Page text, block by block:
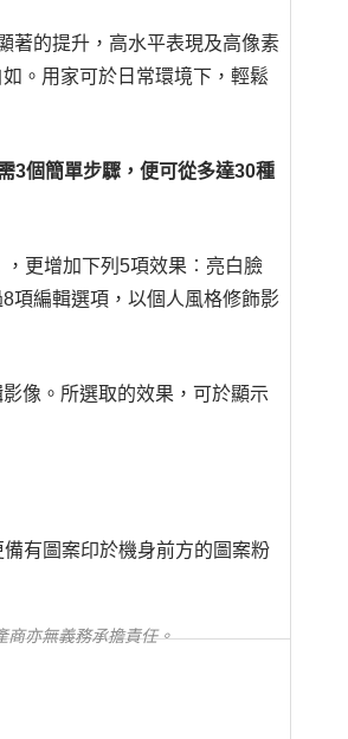
著的提升，高水平表現及高像素
。用家可於日常環境下，輕鬆
3個簡單步驟，便可從多達30種
，更增加下列5項效果︰亮白臉
項編輯選項，以個人風格修飾影
像。所選取的效果，可於顯示
有圖案印於機身前方的圖案粉
商亦無義務承擔責任。